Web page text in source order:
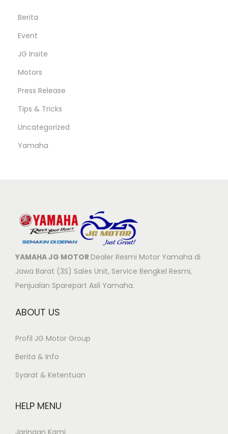
Berita
Event
JG Insite
Motors
Press Release
Tips & Tricks
Uncategorized
Yamaha
YAMAHA JG MOTOR Dealer Resmi Motor Yamaha di
Jawa Barat (3S) Sales Unit, Service Bengkel Resmi,
Penjualan Sparepart Asli Yamaha.
ABOUT US
Profil JG Motor Group
Berita & Info
Syarat & Ketentuan
HELP MENU
Jaringan Kami